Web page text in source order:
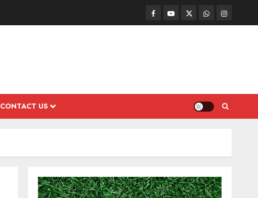
FacebookMathemurasu
TV
TwitterWhatsAppInstagram
CONTACT US